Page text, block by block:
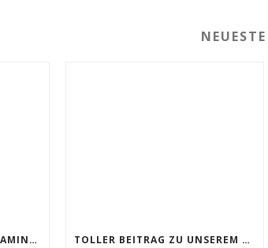
SPECIAL: SOLO-LIVE-STREAMING-KONZERT / BOID GIBTS NEUE TERMINE TOLLER BEITRAG ZU UNSEREM GASTSPIEL IM WAYHALLA